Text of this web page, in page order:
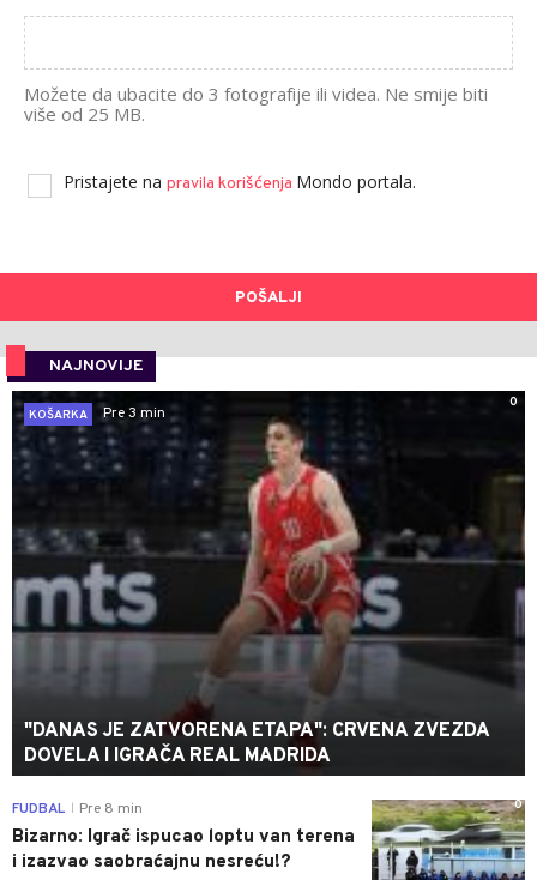
Možete da ubacite do 3 fotografije ili videa. Ne smije biti
više od 25 MB.
Pristajete na pravila korišćenja Mondo portala.
POŠALJI
NAJNOVIJE
0
KOŠARKA
Pre 3 min
"DANAS JE ZATVORENA ETAPA": CRVENA ZVEZDA
DOVELA I IGRAČA REAL MADRIDA
0
FUDBAL Pre 8 min
Bizarno: Igrač ispucao loptu van terena
i izazvao saobraćajnu nesreću!?